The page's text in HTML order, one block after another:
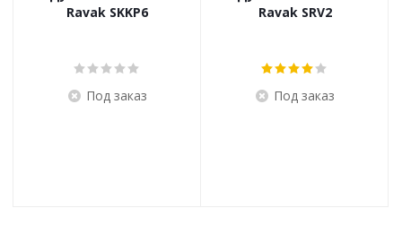
Ravak SKKP6
Под заказ
Ravak SRV2
Под заказ